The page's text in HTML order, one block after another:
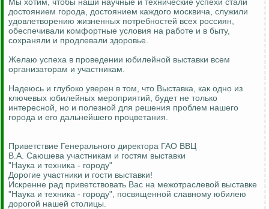
достоянием города, достоянием каждого москвича, служили
удовлетворению жизненных потребностей всех россиян,
обеспечивали комфортные условия на работе и в быту,
сохраняли и продлевали здоровье.
Желаю успеха в проведении юбилейной выставки всем
организаторам и участникам.
Надеюсь и глубоко уверен в том, что Выставка, как одно из
ключевых юбилейных мероприятий, будет не только
интересной, но и полезной для решения проблем нашего
города и его дальнейшего процветания.
Приветствие Генерального директора ГАО ВВЦ
В.А. Саюшева участникам и гостям выставки
"Наука и техника - городу"
Дорогие участники и гости выставки!
Искренне рад приветствовать Вас на межотраслевой выставке
"Наука и техника - городу", посвященной славному юбилею
дорогой нашей столицы.